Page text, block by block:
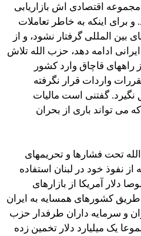
اقتصادی اش بازاریابی
و برای اینکه به خاطر تعاملات
بین المللی گرفتار نشود، و از
ادامه دهد، حزب الله تلاش
راههای قاچاق وارد کشور
واردات قرار نگرفته
نگیرد. گفتنی است مالیات
می تواند باری از بحران
تحت فشارها و تحریمهای
از نفوذ خود در لبنان استفاده
دلار آمریکا از بازارهای
کشورهای همسایه به ایران
و سرمایه داران طرفدار حزب
یک میلیارد دلار تخمین زده